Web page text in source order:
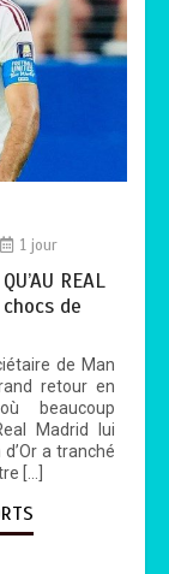
la
un
de
1 jour
REAL
de
de Man
retour en
beaucoup
Madrid lui
a tranché
[…]